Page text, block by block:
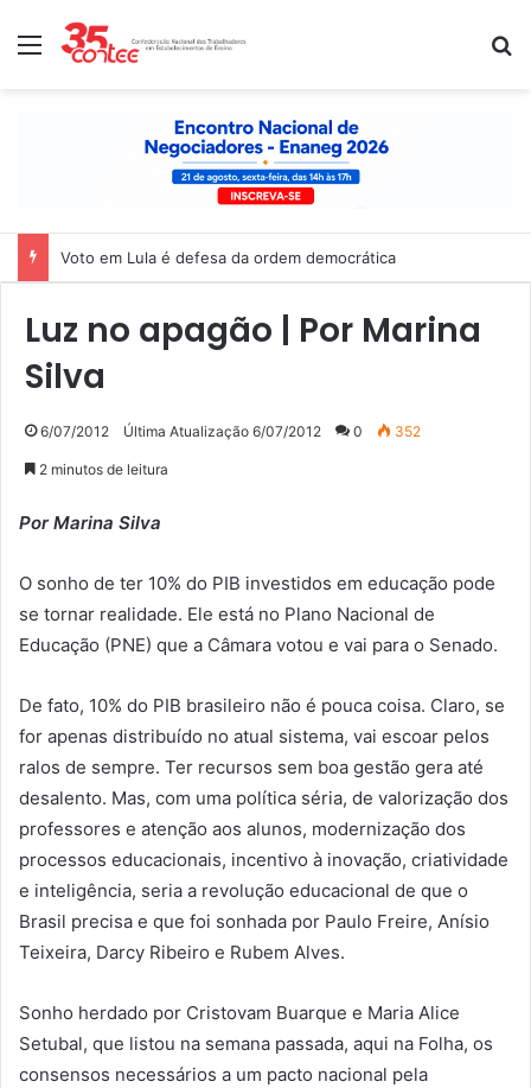
Menu
Voto em Lula é defesa da ordem democrática
Luz no apagão | Por Marina
Silva
6/07/2012 Última Atualização 6/07/2012 0 352
2 minutos de leitura
Por Marina Silva
O sonho de ter 10% do PIB investidos em educação pode
se tornar realidade. Ele está no Plano Nacional de
Educação (PNE) que a Câmara votou e vai para o Senado.
De fato, 10% do PIB brasileiro não é pouca coisa. Claro, se
for apenas distribuído no atual sistema, vai escoar pelos
ralos de sempre. Ter recursos sem boa gestão gera até
desalento. Mas, com uma política séria, de valorização dos
professores e atenção aos alunos, modernização dos
processos educacionais, incentivo à inovação, criatividade
e inteligência, seria a revolução educacional de que o
Brasil precisa e que foi sonhada por Paulo Freire, Anísio
Teixeira, Darcy Ribeiro e Rubem Alves.
Sonho herdado por Cristovam Buarque e Maria Alice
Setubal, que listou na semana passada, aqui na Folha, os
consensos necessários a um pacto nacional pela